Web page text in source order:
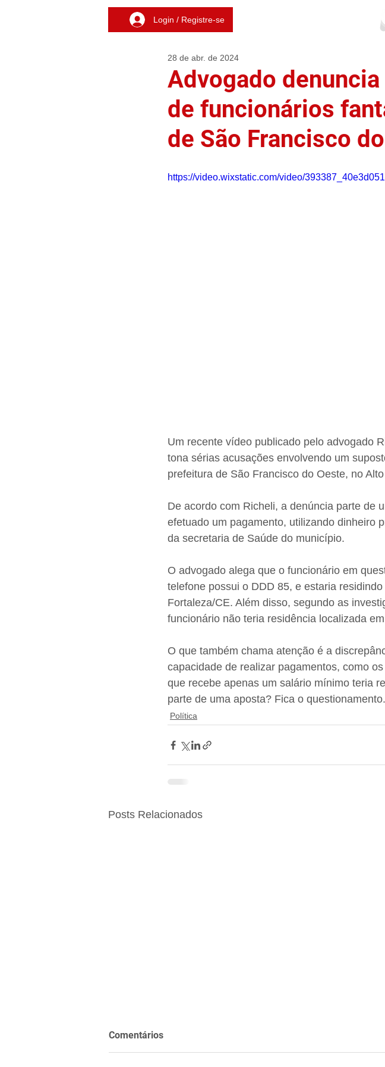
Login / Registre-se
Advogado
de funcionários
de São Francisco
28 de abr. de 2024
https://video.wixstatic.com/video/
Um recente vídeo publicado pelo advogado
tona sérias acusações envolvendo um
prefeitura de São Francisco do Oeste, no
De acordo com Richeli, a denúncia parte de
efetuado um pagamento, utilizando dinheiro
da secretaria de Saúde do município.
O advogado alega que o funcionário em
telefone possui o DDD 85, e estaria
Fortaleza/CE. Além disso, segundo as
funcionário não teria residência localizada
O que também chama atenção é a
capacidade de realizar pagamentos, como
que recebe apenas um salário mínimo teria
parte de uma aposta? Fica o questionamento.
Política
Posts Relacionados
Comentários